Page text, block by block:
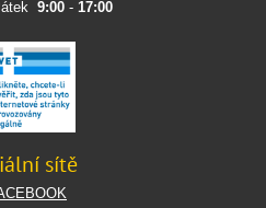
9:00- 17:00
sítě